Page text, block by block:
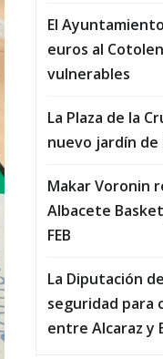
El
euros al
vulnerables
La Plaza de la
nuevo jardín
Makar Voronin
Albacete
FEB
La Diputación
seguridad para
entre Alcaraz y